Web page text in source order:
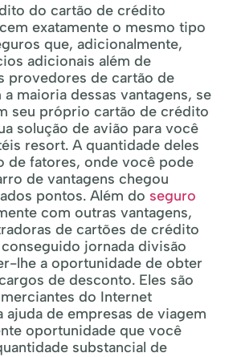
do cartão de crédito
exatamente o mesmo tipo
que, adicionalmente,
adicionais além de
provedores de cartão de
maioria dessas vantagens, se
seu próprio cartão de crédito
solução de avião para você
resort. A quantidade deles
de fatores, onde você pode
de vantagens chegou
pontos. Além do seguro
com outras vantagens,
de cartões de crédito
jornada divisão
lhe a oportunidade de obter
de desconto. Eles são
do Internet
ajuda de empresas de viagem
oportunidade que você
substancial de